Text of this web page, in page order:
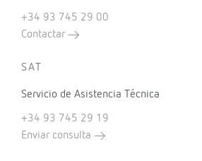
+34 93 745 29 00
Contactar
SAT
Servicio de Asistencia Técnica
+34 93 745 29 19
Enviar consulta